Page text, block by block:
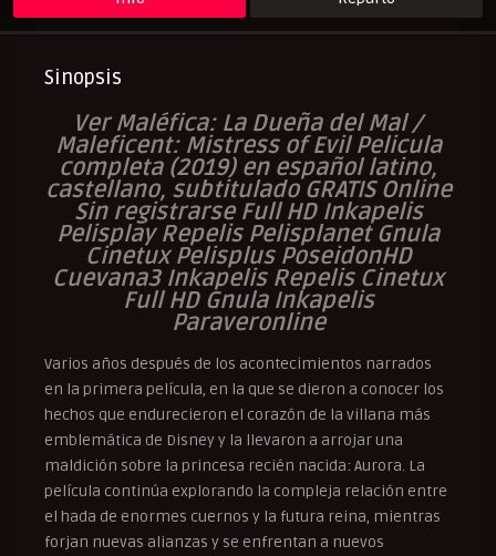
Sinopsis
Ver Maléfica: La Dueña del Mal /
Maleficent: Mistress of Evil Pelicula
completa (2019) en español latino,
castellano, subtitulado GRATIS Online
Sin registrarse Full HD Inkapelis
Pelisplay Repelis Pelisplanet Gnula
Cinetux Pelisplus PoseidonHD
Cuevana3 Inkapelis Repelis Cinetux
Full HD Gnula Inkapelis
Paraveronline
Varios años después de los acontecimientos narrados
en la primera película, en la que se dieron a conocer los
hechos que endurecieron el corazón de la villana más
emblemática de Disney y la llevaron a arrojar una
maldición sobre la princesa recién nacida: Aurora. La
película continúa explorando la compleja relación entre
el hada de enormes cuernos y la futura reina, mientras
forjan nuevas alianzas y se enfrentan a nuevos